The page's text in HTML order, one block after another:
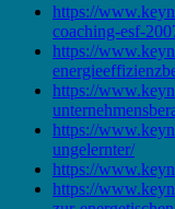
https://
coaching-esf-
https://
https://
https://
ungelernter/
https://
https://